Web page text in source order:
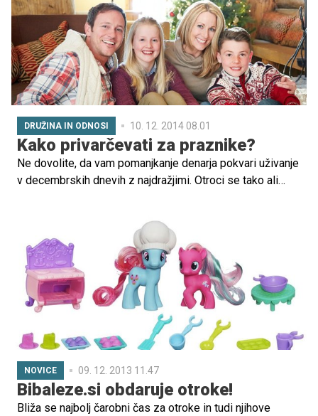
DRUŽINA IN ODNOSI 10. 12. 2014 08.01
Kako privarčevati za praznike?
Ne dovolite, da vam pomanjkanje denarja pokvari uživanje
v decembrskih dnevih z najdražjimi. Otroci se tako ali
kreativni. Vse odločitve, nakupe, vse pogostitve modro
preštudirajte.
NOVICE 09. 12. 2013 11.47
Bibaleze.si obdaruje otroke!
Bliža se najbolj čarobni čas za otroke in tudi njihove